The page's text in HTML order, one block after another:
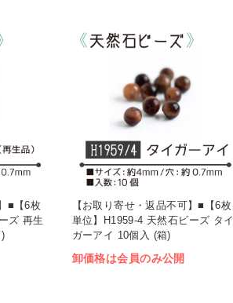
■【6枚
ズ 再生
【お取り寄せ・返品不可】■【6枚
単位】H1959-4 天然石ビーズ タイ
ガーアイ 10個入 (箱)
卸価格は会員のみ公開